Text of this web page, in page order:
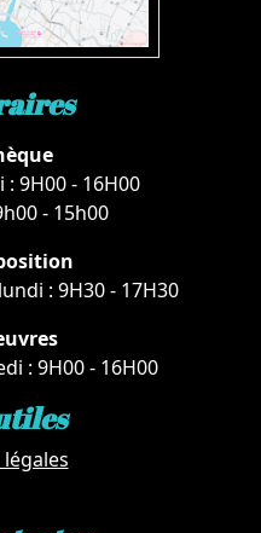
9H00 - 16H00
- 15h00
: 9H30 - 17H30
: 9H00 - 16H00